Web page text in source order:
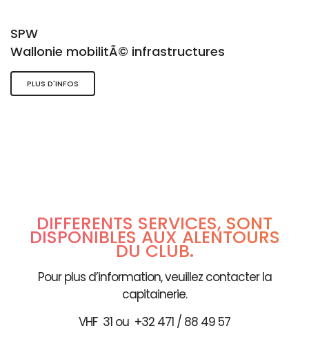
SPW
Wallonie mobilitÃ© infrastructures
PLUS D'INFOS
DIFFÉRENTS SERVICES, SONT
DISPONIBLES AUX ALENTOURS
DU CLUB.
Pour plus d’information, veuillez contacter la
capitainerie.
VHF 31 ou +32 471 / 88 49 57